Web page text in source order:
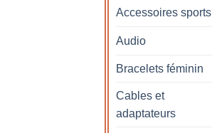
Accessoires sports
Audio
Bracelets féminin
Cables et
adaptateurs